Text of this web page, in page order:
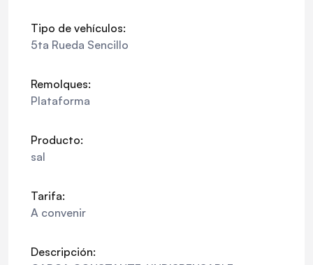
Tipo de vehículos:
5ta Rueda Sencillo
Remolques:
Plataforma
Producto:
sal
Tarifa:
A convenir
Descripción: